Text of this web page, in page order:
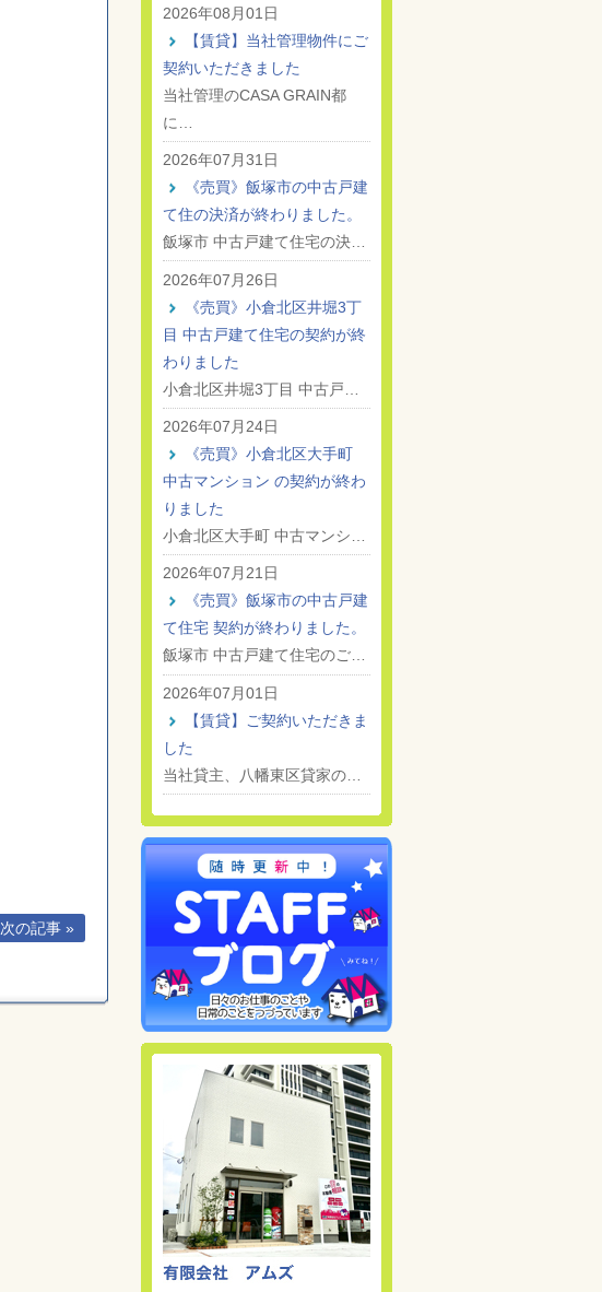
次の記事 »
2026年08月01日
【賃貸】当社管理物件にご
契約いただきました
当社管理のCASA GRAIN都
に…
2026年07月31日
《売買》飯塚市の中古戸建
て住の決済が終わりました。
飯塚市 中古戸建て住宅の決…
2026年07月26日
《売買》小倉北区井堀3丁
目 中古戸建て住宅の契約が終
わりました
小倉北区井堀3丁目 中古戸…
2026年07月24日
《売買》小倉北区大手町
中古マンション の契約が終わ
りました
小倉北区大手町 中古マンシ…
2026年07月21日
《売買》飯塚市の中古戸建
て住宅 契約が終わりました。
飯塚市 中古戸建て住宅のご…
2026年07月01日
【賃貸】ご契約いただきま
した
当社貸主、八幡東区貸家の…